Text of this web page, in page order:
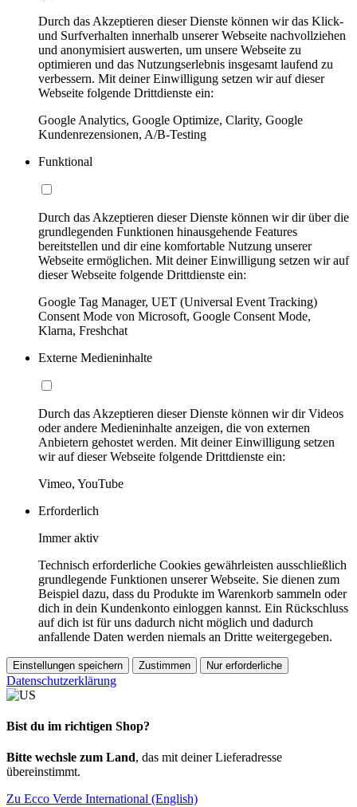
Durch das Akzeptieren dieser Dienste können wir das Klick-
und Surfverhalten innerhalb unserer Webseite nachvollziehen
und anonymisiert auswerten, um unsere Webseite zu
optimieren und das Nutzungserlebnis insgesamt laufend zu
verbessern. Mit deiner Einwilligung setzen wir auf dieser
Webseite folgende Drittdienste ein:
Google Analytics, Google Optimize, Clarity, Google
Kundenrezensionen, A/B-Testing
Funktional
Durch das Akzeptieren dieser Dienste können wir dir über die
grundlegenden Funktionen hinausgehende Features
bereitstellen und dir eine komfortable Nutzung unserer
Webseite ermöglichen. Mit deiner Einwilligung setzen wir auf
dieser Webseite folgende Drittdienste ein:
Google Tag Manager, UET (Universal Event Tracking)
Consent Mode von Microsoft, Google Consent Mode,
Klarna, Freshchat
Externe Medieninhalte
Durch das Akzeptieren dieser Dienste können wir dir Videos
oder andere Medieninhalte anzeigen, die von externen
Anbietern gehostet werden. Mit deiner Einwilligung setzen
wir auf dieser Webseite folgende Drittdienste ein:
Vimeo, YouTube
Erforderlich
Immer aktiv
Technisch erforderliche Cookies gewährleisten ausschließlich
grundlegende Funktionen unserer Webseite. Sie dienen zum
Beispiel dazu, dass du Produkte im Warenkorb sammeln oder
dich in dein Kundenkonto einloggen kannst. Ein Rückschluss
auf dich ist für uns dadurch nicht möglich und dadurch
anfallende Daten werden niemals an Dritte weitergegeben.
Einstellungen speichern Zustimmen Nur erforderliche
Datenschutzerklärung
Bist du im richtigen Shop?
Bitte wechsle zum Land, das mit deiner Lieferadresse
übereinstimmt.
Zu Ecco Verde International (English)